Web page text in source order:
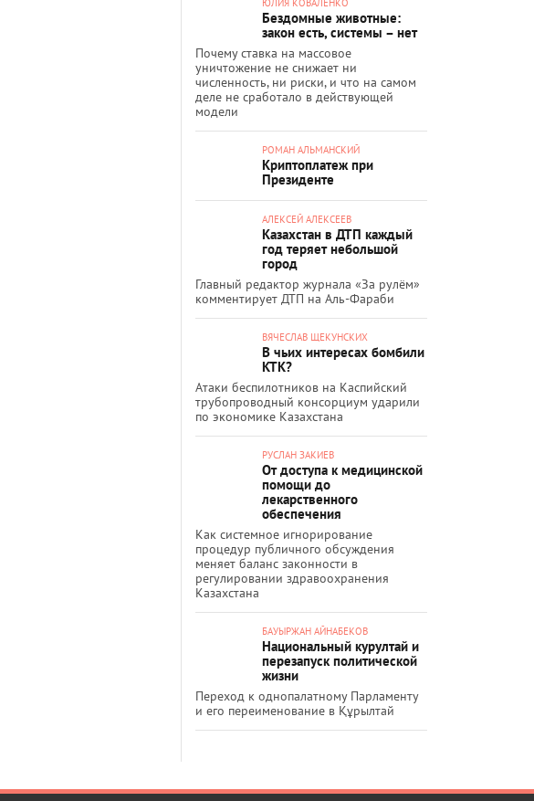
ЮЛИЯ КОВАЛЕНКО
Бездомные животные:
закон есть, системы – нет
Почему ставка на массовое
уничтожение не снижает ни
численность, ни риски, и что на самом
деле не сработало в действующей
модели
РОМАН АЛЬМАНСКИЙ
Криптоплатеж при
Президенте
АЛЕКСЕЙ АЛЕКСЕЕВ
Казахстан в ДТП каждый
год теряет небольшой
город
Главный редактор журнала «За рулём»
комментирует ДТП на Аль-Фараби
ВЯЧЕСЛАВ ЩЕКУНСКИХ
В чьих интересах бомбили
КТК?
Атаки беспилотников на Каспийский
трубопроводный консорциум ударили
по экономике Казахстана
РУСЛАН ЗАКИЕВ
От доступа к медицинской
помощи до
лекарственного
обеспечения
Как системное игнорирование
процедур публичного обсуждения
меняет баланс законности в
регулировании здравоохранения
Казахстана
БАУЫРЖАН АЙНАБЕКОВ
Национальный курултай и
перезапуск политической
жизни
Переход к однопалатному Парламенту
и его переименование в Құрылтай